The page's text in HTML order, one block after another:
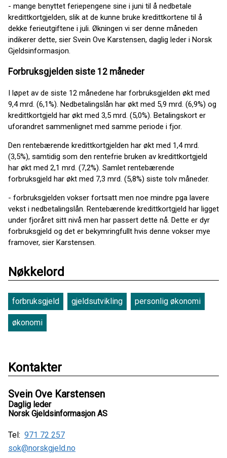
- mange benyttet feriepengene sine i juni til å nedbetale
kredittkortgjelden, slik at de kunne bruke kredittkortene til å
dekke ferieutgiftene i juli. Økningen vi ser denne måneden
indikerer dette, sier Svein Ove Karstensen, daglig leder i Norsk
Gjeldsinformasjon.
Forbruksgjelden siste 12 måneder
I løpet av de siste 12 månedene har forbruksgjelden økt med
9,4 mrd. (6,1%). Nedbetalingslån har økt med 5,9 mrd. (6,9%) og
kredittkortgjeld har økt med 3,5 mrd. (5,0%). Betalingskort er
uforandret sammenlignet med samme periode i fjor.
Den rentebærende kredittkortgjelden har økt med 1,4 mrd.
(3,5%), samtidig som den rentefrie bruken av kredittkortgjeld
har økt med 2,1 mrd. (7,2%). Samlet rentebærende
forbruksgjeld har økt med 7,3 mrd. (5,8%) siste tolv måneder.
- forbruksgjelden vokser fortsatt men noe mindre pga lavere
vekst i nedbetalingslån. Rentebærende kredittkortgjeld har ligget
under fjoråret sitt nivå men har passert dette nå. Dette er dyr
forbruksgjeld og det er bekymringfullt hvis denne vokser mye
framover, sier Karstensen.
Nøkkelord
forbruksgjeld gjeldsutvikling personlig økonomi
økonomi
Kontakter
Svein Ove Karstensen
Daglig leder
Norsk Gjeldsinformasjon AS
Tel: 971 72 257
sok@norskgjeld.no